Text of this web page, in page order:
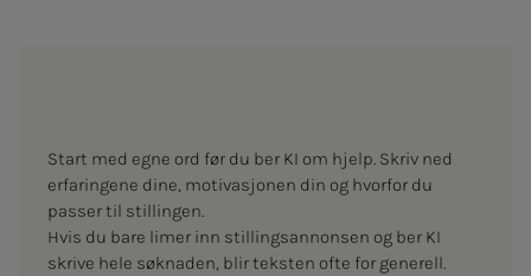
Start med egne ord før du ber KI om hjelp. Skriv ned
erfaringene dine, motivasjonen din og hvorfor du
passer til stillingen.
Hvis du bare limer inn stillingsannonsen og ber KI
skrive hele søknaden, blir teksten ofte for generell.